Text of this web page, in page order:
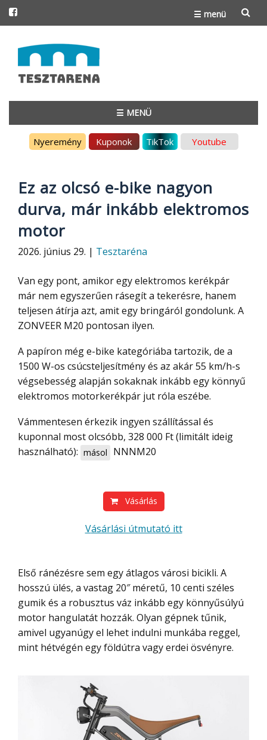
☰ menü
to
content
☰ MENÜ
Nyeremény Kuponok TikTok Youtube
Ez az olcsó e-bike nagyon
durva, már inkább elektromos
motor
2026. június 29. | Tesztaréna
Van egy pont, amikor egy elektromos kerékpár
már nem egyszerűen rásegít a tekerésre, hanem
teljesen átírja azt, amit egy bringáról gondolunk. A
ZONVEER M20 pontosan ilyen.
A papíron még e-bike kategóriába tartozik, de a
1500 W-os csúcsteljesítmény és az akár 55 km/h-s
végsebesség alapján sokaknak inkább egy könnyű
elektromos motorkerékpár jut róla eszébe.
Vámmentesen érkezik ingyen szállítással és
kuponnal most olcsóbb, 328 000 Ft (limitált ideig
használható): másol NNNM20
Vásárlás
Vásárlási útmutató itt
Első ránézésre sem egy átlagos városi bicikli. A
hosszú ülés, a vastag 20″ méretű, 10 centi széles
gumik és a robusztus váz inkább egy könnyűsúlyú
motor hangulatát hozzák. Olyan gépnek tűnik,
amivel ugyanúgy el lehet indulni munkába reggel,
mint hétvégén egy földútra vagy erdei ösvényre.